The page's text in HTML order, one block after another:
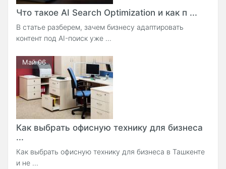
Что такое AI Search Optimization и как п ...
В статье разберем, зачем бизнесу адаптировать
контент под AI-поиск уже ...
Май 06
Как выбрать офисную технику для бизнеса
...
Как выбрать офисную технику для бизнеса в Ташкенте
и не ...